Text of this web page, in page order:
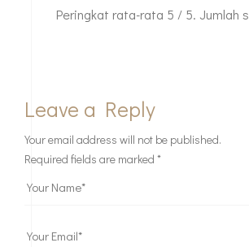
postingan ini?
Peringkat rata-rata